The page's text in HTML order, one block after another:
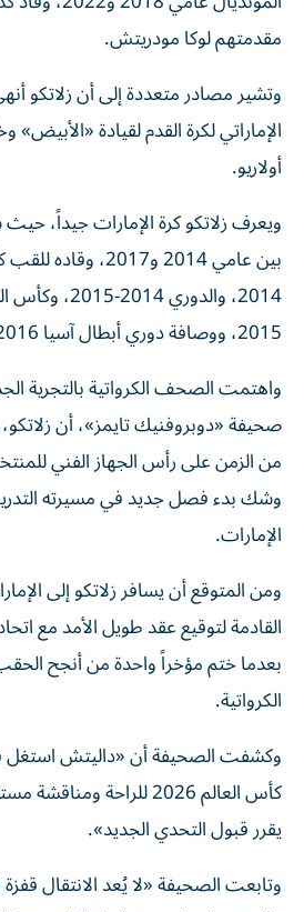
مقدمتهم لوكا مودريتش.
وتشير مصادر متعددة إلى أن زلاتكو
الإماراتي لكرة القدم لقيادة «الأبيض»
أولاريو.
ويعرف زلاتكو كرة الإمارات جيداً،
بين عامي 2014
2014، والدوري
2015، ووصافة دوري أبطال آسيا 2016.
واهتمت الصحف الكرواتية بالتجرية
صحيفة «دوبروفنيك تايمز»، أن
من الزمن على رأس الجهاز الفني
وشك بدء فصل جديد في مسيرته
الإمارات.
ومن المتوقع أن يسافر زلاتكو إلى
القادمة لتوقيع عقد طويل الأمد مع
بعدما ختم مؤخراً واحدة من أنجح
الكرواتية.
وكشفت الصحيفة أن «داليتش استغل
كأس العالم 2026 للراحة
يقرر قبول التحدي الجديد».
وتابعت الصحيفة «لا يُعد الانتقال